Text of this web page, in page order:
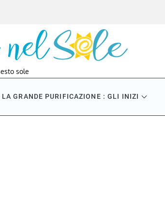
sole
GRANDE PURIFICAZIONE : GLI INIZI